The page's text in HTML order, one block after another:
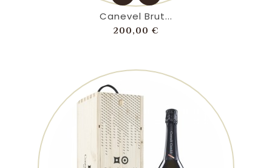
Canevel Brut...
200,00 €Prezzo